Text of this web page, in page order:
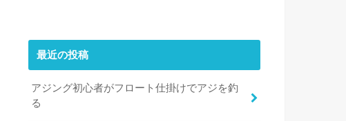
最近の投稿
アジング初心者がフロート仕掛けでアジを釣
る